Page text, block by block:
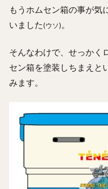
もうホムセン箱の事が気
いました(ウソ) 。
そんなわけで、せっかく
セン箱を塗装しちまえと
みます。